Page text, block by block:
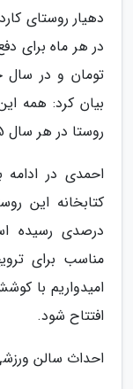
دهیار روستای
بیان کرد: همه
روستا در هر سال 75 میلیون تومان است.
درصدی رسیده
مناسب برای
امیدواریم با
افتتاح شود.
احداث سالن ورزشی